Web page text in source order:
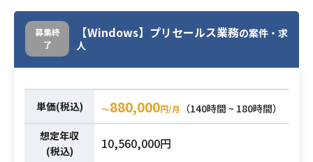
た結果をどう見るべきか等を説明
・ある程度の数理統計の専門知識を
有し、Pythonで統計モデルの構築、
実装ができる
・組み合わせ最適化問題の探索アル
ゴリズムで、貪欲法や遺伝的アルゴ
必須スキル
・現行システムのIBM 製品の調査作
業（コマンド スクリプト作成、手順
ュー
ア）とのIBM製品に関する技術検討
募集終
了
【Windows】プリセールス業務の案件・求
人
単価(税込) 〜880,000円/月
（140時間 ~ 180時間）
想定年収
(税込)
10,560,000円